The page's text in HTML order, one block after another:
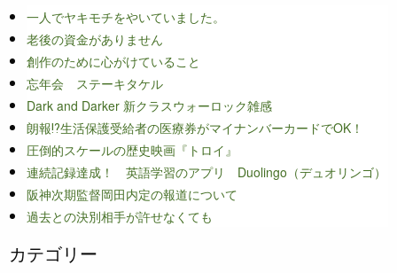
一人でヤキモチをやいていました。
老後の資金がありません
創作のために心がけていること
忘年会 ステーキタケル
Dark and Darker 新クラスウォーロック雑感
朗報⁉生活保護受給者の医療券がマイナンバーカードでOK！
圧倒的スケールの歴史映画『トロイ』
連続記録達成！ 英語学習のアプリ Duolingo（デュオリンゴ）
阪神次期監督岡田内定の報道について
過去との決別相手が許せなくても
カテゴリー